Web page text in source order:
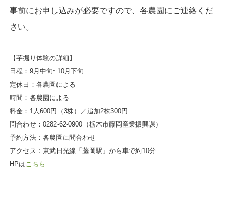
事前にお申し込みが必要ですので、各農園にご連絡くだ
さい。
【芋掘り体験の詳細】
日程：9月中旬~10月下旬
定休日：各農園による
時間：各農園による
料金：1人600円（3株）／追加2株300円
問合わせ：0282-62-0900（栃木市藤岡産業振興課）
予約方法：各農園に問合わせ
アクセス：東武日光線「藤岡駅」から車で約10分
HPは こちら